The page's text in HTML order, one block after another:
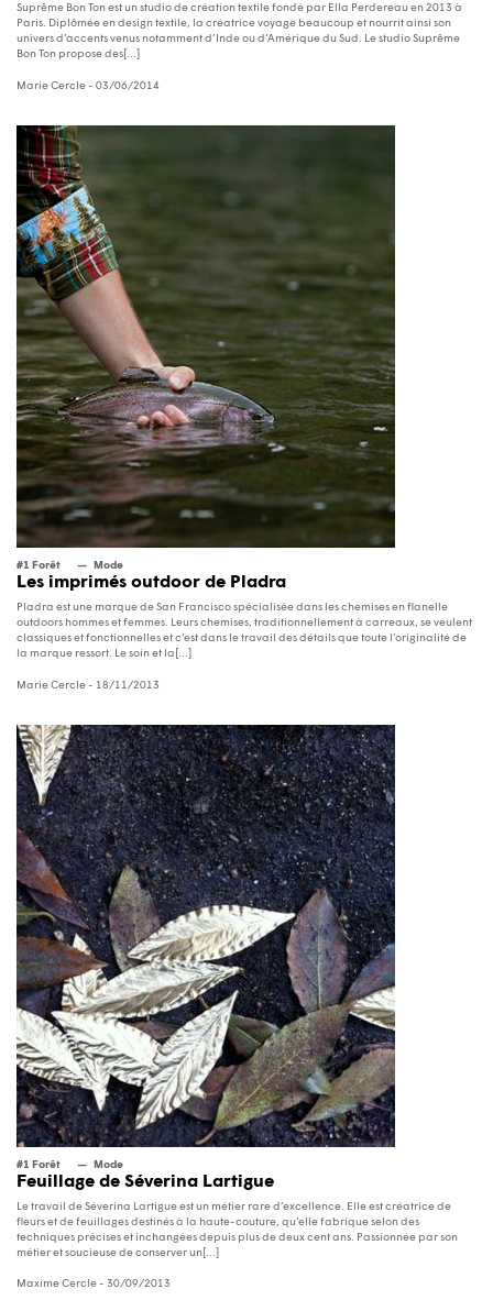
Suprême Bon Ton est un studio de création textile fondé par Ella Perdereau en 2013 à
Paris. Diplômée en design textile, la créatrice voyage beaucoup et nourrit ainsi son
univers d’accents venus notamment d’Inde ou d’Amérique du Sud. Le studio Suprême
Bon Ton propose des[...]
Marie Cercle- 03/06/2014
#1 Forêt Mode
Les imprimés outdoor de Pladra
Pladra est une marque de San Francisco spécialisée dans les chemises en flanelle
outdoors hommes et femmes. Leurs chemises, traditionnellement à carreaux, se veulent
classiques et fonctionnelles et c’est dans le travail des détails que toute l’originalité de
la marque ressort. Le soin et la[...]
Marie Cercle- 18/11/2013
#1 Forêt Mode
Feuillage de Séverina Lartigue
Le travail de Séverina Lartigue est un métier rare d’excellence. Elle est créatrice de
fleurs et de feuillages destinés à la haute-couture, qu’elle fabrique selon des
techniques précises et inchangées depuis plus de deux cent ans. Passionnée par son
métier et soucieuse de conserver un[...]
Maxime Cercle- 30/09/2013